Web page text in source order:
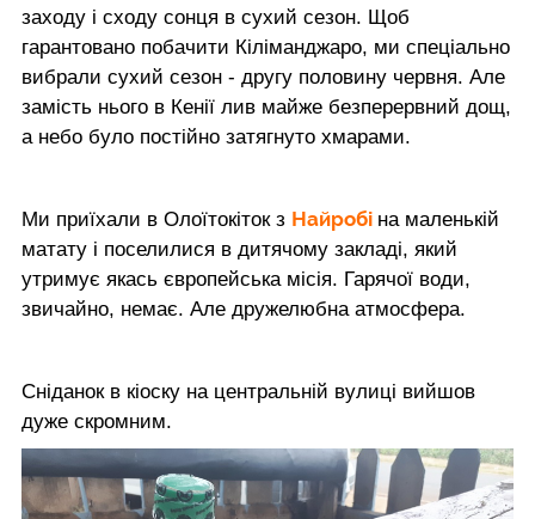
заходу і сходу сонця в сухий сезон. Щоб
гарантовано побачити Кіліманджаро, ми спеціально
вибрали сухий сезон - другу половину червня. Але
замість нього в Кенії лив майже безперервний дощ,
а небо було постійно затягнуто хмарами.
Ми приїхали в Олоїтокіток з Найробі на маленькій
матату і поселилися в дитячому закладі, який
утримує якась європейська місія. Гарячої води,
звичайно, немає. Але дружелюбна атмосфера.
Сніданок в кіоску на центральній вулиці вийшов
дуже скромним.